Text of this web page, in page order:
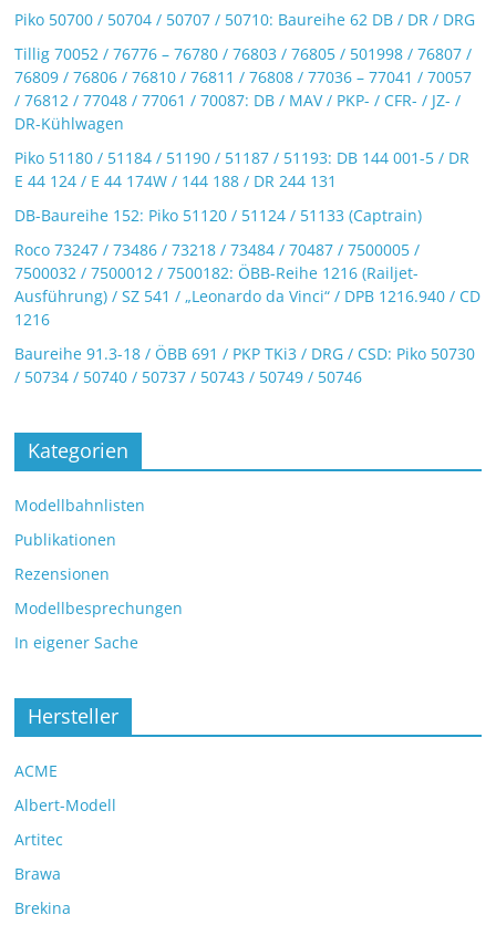
Piko 50700 / 50704 / 50707 / 50710: Baureihe 62 DB / DR / DRG
Tillig 70052 / 76776 – 76780 / 76803 / 76805 / 501998 / 76807 /
76809 / 76806 / 76810 / 76811 / 76808 / 77036 – 77041 / 70057
/ 76812 / 77048 / 77061 / 70087: DB / MAV / PKP- / CFR- / JZ- /
DR-Kühlwagen
Piko 51180 / 51184 / 51190 / 51187 / 51193: DB 144 001-5 / DR
E 44 124 / E 44 174W / 144 188 / DR 244 131
DB-Baureihe 152: Piko 51120 / 51124 / 51133 (Captrain)
Roco 73247 / 73486 / 73218 / 73484 / 70487 / 7500005 /
7500032 / 7500012 / 7500182: ÖBB-Reihe 1216 (Railjet-
Ausführung) / SZ 541 / „Leonardo da Vinci“ / DPB 1216.940 / CD
1216
Baureihe 91.3-18 / ÖBB 691 / PKP TKi3 / DRG / CSD: Piko 50730
/ 50734 / 50740 / 50737 / 50743 / 50749 / 50746
Kategorien
Modellbahnlisten
Publikationen
Rezensionen
Modellbesprechungen
In eigener Sache
Hersteller
ACME
Albert-Modell
Artitec
Brawa
Brekina